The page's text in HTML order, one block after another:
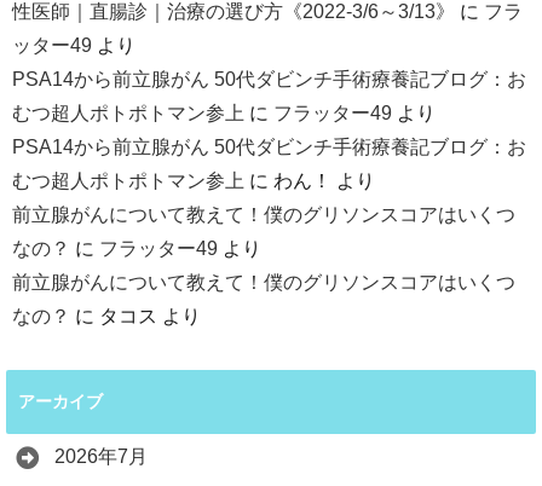
性医師｜直腸診｜治療の選び方《2022-3/6～3/13》
に フラ
ッター49 より
PSA14から前立腺がん 50代ダビンチ手術療養記ブログ：お
むつ超人ポトポトマン参上 に フラッター49 より
PSA14から前立腺がん 50代ダビンチ手術療養記ブログ：お
むつ超人ポトポトマン参上 に わん！
より
前立腺がんについて教えて！僕のグリソンスコアはいくつ
なの？ に フラッター49 より
前立腺がんについて教えて！僕のグリソンスコアはいくつ
なの？ に タコス より
アーカイブ
2026年7月